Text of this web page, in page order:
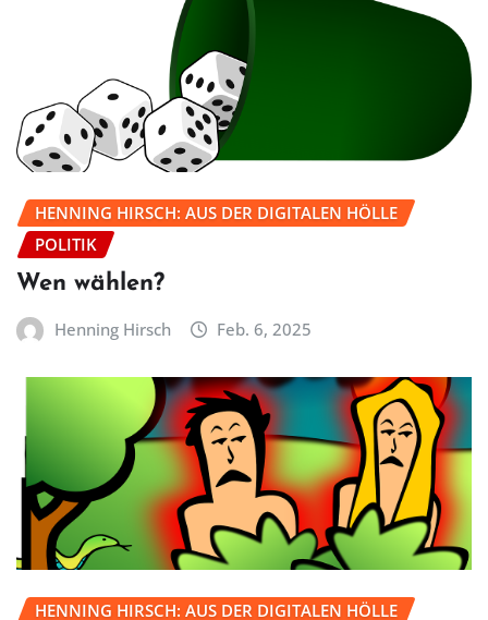
HENNING HIRSCH: AUS DER DIGITALEN HÖLLE
POLITIK
Wen wählen?
Henning Hirsch Feb. 6, 2025
HENNING HIRSCH: AUS DER DIGITALEN HÖLLE